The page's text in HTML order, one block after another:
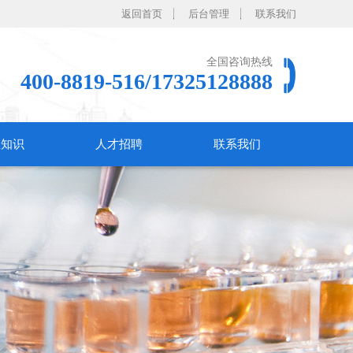
返回首页 后台管理 联系我们
全国咨询热线
400-8819-516/17325128888
识 人才招聘 联系我们